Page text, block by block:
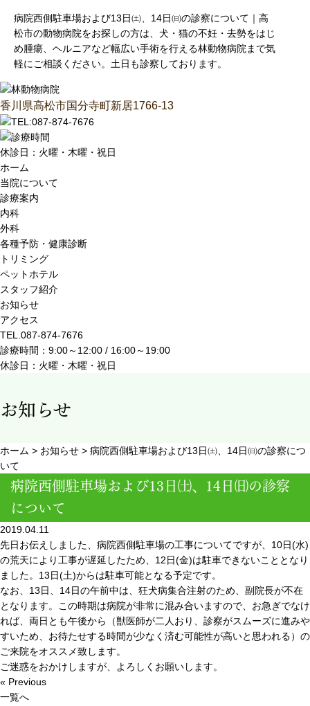
病院西側駐車場および13日㈯、14日㈰の診察について｜高
松市の動物病院をお探しの方は、犬・猫の不妊・去勢をはじ
め腫瘍、ヘルニアなど幅広い手術を行える林動物病院まで気
軽にご相談ください。土日も診察しております。
香川県高松市国分寺町新居1766‐13
休診日：火曜・木曜・祝日
ホーム
当院について
診療案内
内科
外科
各種予防・健康診断
トリミング
ペットホテル
スタッフ紹介
お知らせ
アクセス
TEL.087-874-7676
診療時間：9:00～12:00 / 16:00～19:00
休診日：火曜・木曜・祝日
お知らせ
ホーム > お知らせ > 病院西側駐車場および13日㈯、14日㈰の診察につ
いて
病院西側駐車場および13日㈯、14日㈰の診察
について
2019.04.11
先日お伝えしました、病院西側駐車場の工事についてですが、10日(水)
の荒天により工事が遅延したため、12日(金)は駐車できないこととなり
ました。13日(土)からは駐車可能となる予定です。
なお、13日、14日の午前中は、狂犬病集合注射のため、副院長が不在
となります。この時期は病院が非常に混み合いますので、お急ぎでなけ
れば、両日とも午後から（獣医師が二人おり、診察がスムーズに進みや
すいため、お待たせする時間が少なく済む可能性が高いと思われる）の
ご来院をオススメ致します。
ご迷惑をおかけしますが、よろしくお願いします。
« Previous
一覧へ